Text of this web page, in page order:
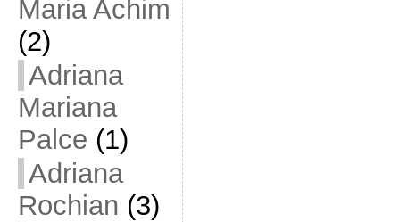
Maria Achim
(2)
Adriana
Mariana
Palce (1)
Adriana
Rochian (3)